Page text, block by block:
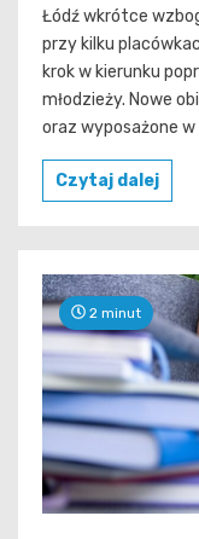
Łódź wkrótce
przy kilku
krok w kierunku
młodzieży. Nowe
oraz wyposażone
Czytaj dalej
2 minut